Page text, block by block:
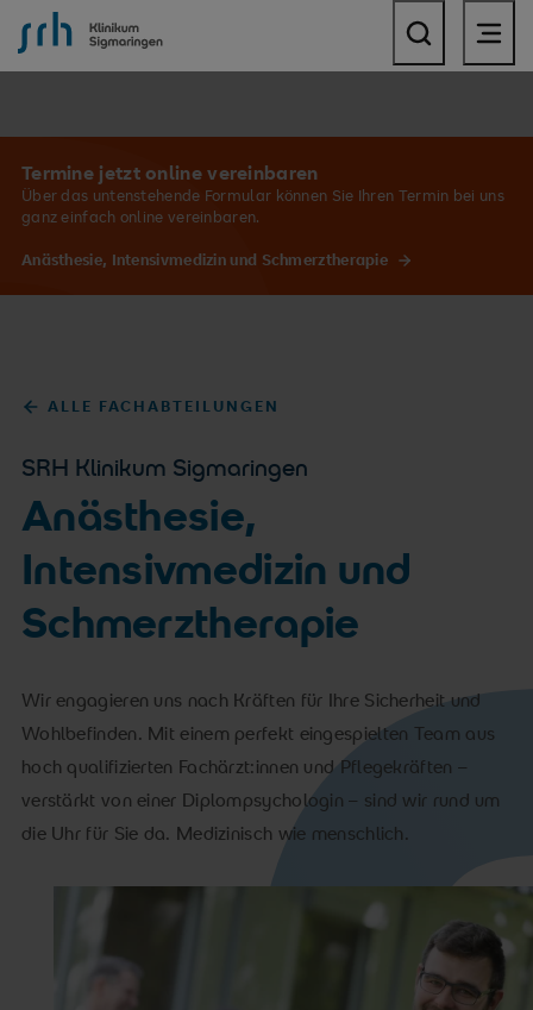
SRH Klinikum Sigmaringen
Termine jetzt online vereinbaren
Über das untenstehende Formular können Sie Ihren Termin bei uns
ganz einfach online vereinbaren.
Anästhesie, Intensivmedizin und Schmerztherapie
ALLE FACHABTEILUNGEN
SRH Klinikum Sigmaringen
Anästhesie,
Intensivmedizin und
Schmerztherapie
Wir engagieren uns nach Kräften für Ihre Sicherheit und
Wohlbefinden. Mit einem perfekt eingespielten Team aus
hoch qualifizierten Fachärzt:innen und Pflegekräften –
verstärkt von einer Diplompsychologin – sind wir rund um
die Uhr für Sie da. Medizinisch wie menschlich.